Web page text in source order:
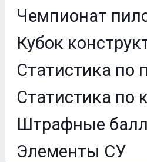
Чемпионат
Кубок
Статистика по
Статистика по
Штрафные
Элементы СУ